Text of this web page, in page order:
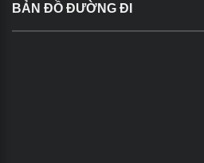
BẢN ĐỒ ĐƯỜNG ĐI